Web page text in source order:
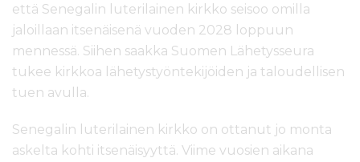
että Senegalin luterilainen kirkko seisoo omilla
jaloillaan itsenäisenä vuoden 2028 loppuun
mennessä. Siihen saakka Suomen Lähetysseura
tukee kirkkoa lähetystyöntekijöiden ja taloudellisen
tuen avulla.
Senegalin luterilainen kirkko on ottanut jo monta
askelta kohti itsenäisyyttä. Viime vuosien aikana